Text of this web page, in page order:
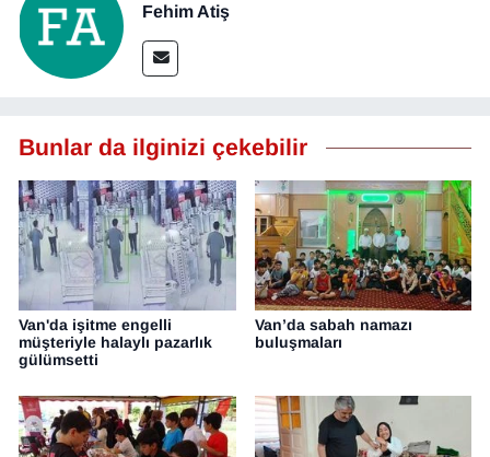
Fehim Atiş
Bunlar da ilginizi çekebilir
Van'da işitme engelli
müşteriyle halaylı pazarlık
gülümsetti
Van’da sabah namazı
buluşmaları